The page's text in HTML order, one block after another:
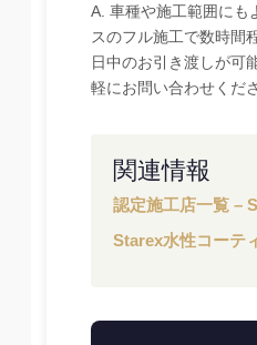
A. 車種や施工範囲にも
スのフル施工で数時間
日中のお引き渡しが可
軽にお問い合わせくだ
関連情報
認定施工店一覧 –
Starex水性コーテ